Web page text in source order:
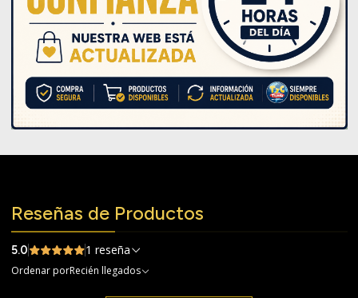
Reseñas de Productos
5.0 1 reseña
Ordenar porRecién llegados